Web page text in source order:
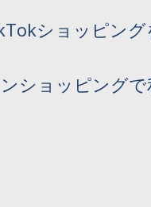
ショッピング
ショッピングで